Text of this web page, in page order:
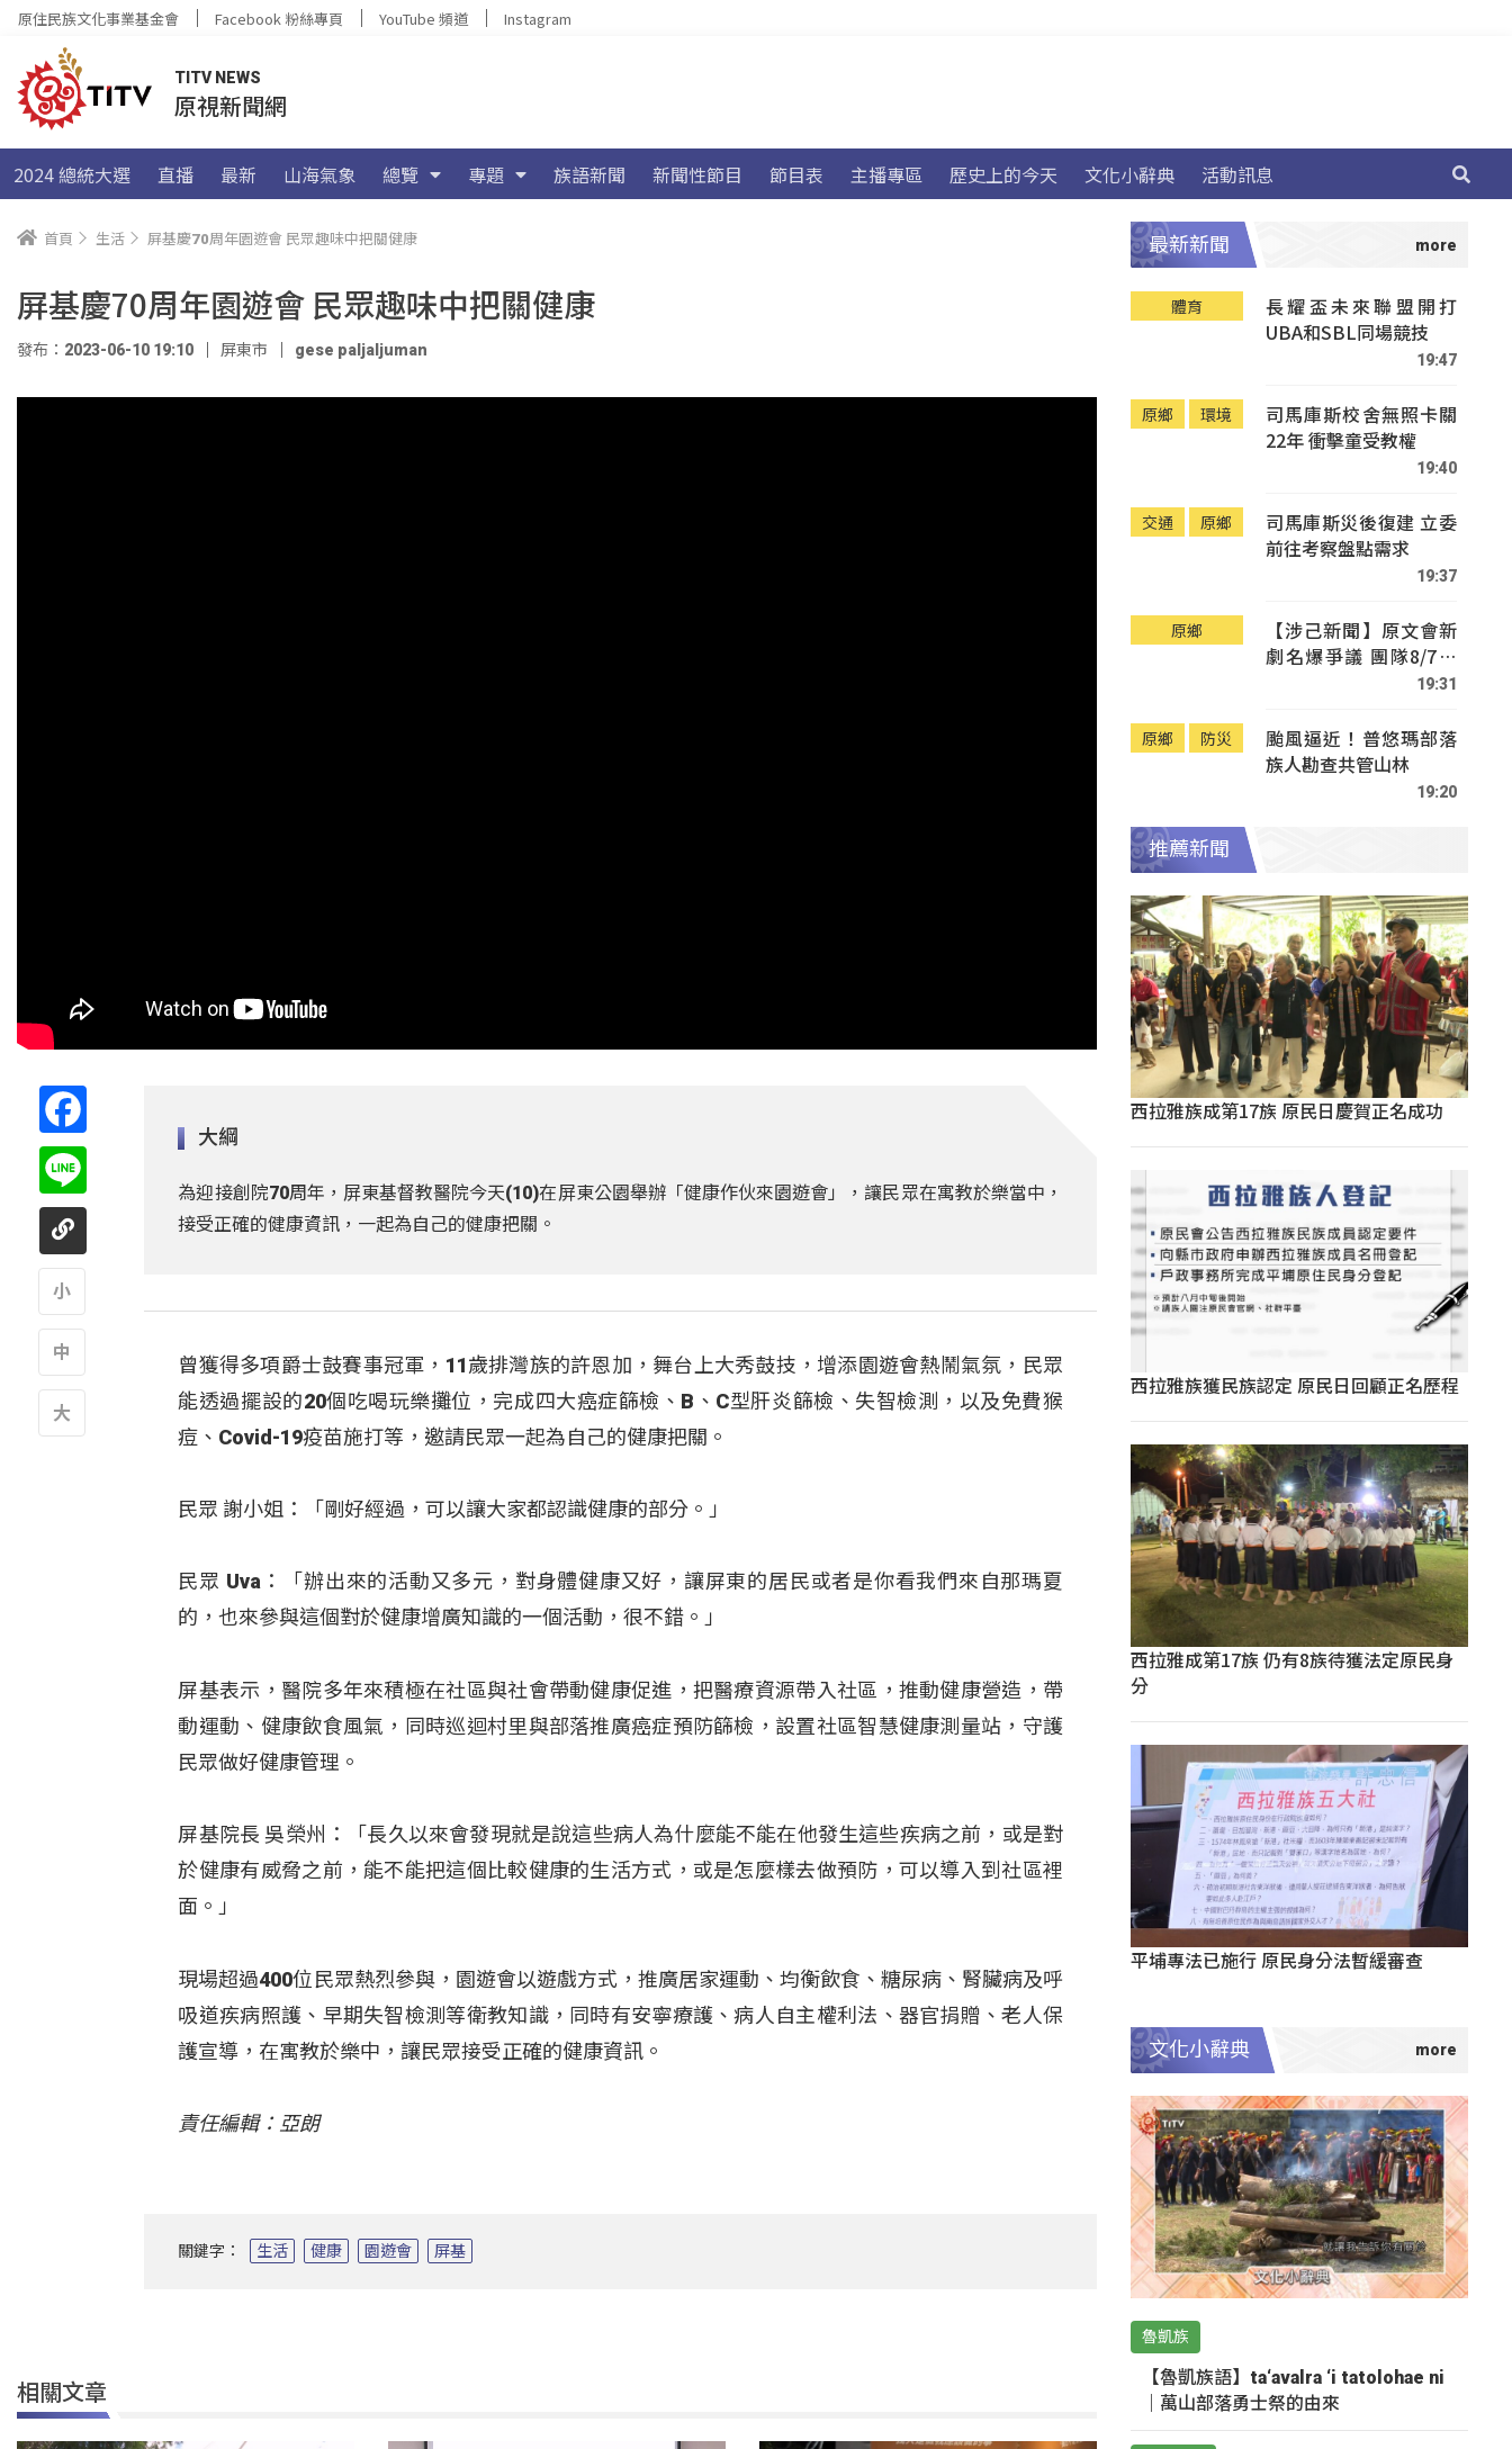
原住民族文化事業基金會 Facebook 粉絲專頁 YouTube 頻道 Instagram
TITV NEWS
原視新聞網
2024 總統大選 直播 最新 山海氣象 總覽 專題 族語新聞 新聞性節目 節目表 主播專區 歷史上的今天 文化小辭典 活動訊息
首頁 生活 屏基慶70周年園遊會 民眾趣味中把關健康
屏基慶70周年園遊會 民眾趣味中把關健康
發布：2023-06-10 19:10 屏東市 gese paljaljuman
大綱
為迎接創院70周年，屏東基督教醫院今天(10)在屏東公園舉辦「健康作伙來園遊會」，讓民眾在寓教於樂當中，
接受正確的健康資訊，一起為自己的健康把關。
曾獲得多項爵士鼓賽事冠軍，11歲排灣族的許恩加，舞台上大秀鼓技，增添園遊會熱鬧氣氛，民眾
能透過擺設的20個吃喝玩樂攤位，完成四大癌症篩檢、B、C型肝炎篩檢、失智檢測，以及免費猴
痘、Covid-19疫苗施打等，邀請民眾一起為自己的健康把關。
民眾 謝小姐：「剛好經過，可以讓大家都認識健康的部分。」
民眾 Uva：「辦出來的活動又多元，對身體健康又好，讓屏東的居民或者是你看我們來自那瑪夏
的，也來參與這個對於健康增廣知識的一個活動，很不錯。」
屏基表示，醫院多年來積極在社區與社會帶動健康促進，把醫療資源帶入社區，推動健康營造，帶
動運動、健康飲食風氣，同時巡迴村里與部落推廣癌症預防篩檢，設置社區智慧健康測量站，守護
民眾做好健康管理。
屏基院長 吳榮州：「長久以來會發現就是說這些病人為什麼能不能在他發生這些疾病之前，或是對
於健康有威脅之前，能不能把這個比較健康的生活方式，或是怎麼樣去做預防，可以導入到社區裡
面。」
現場超過400位民眾熱烈參與，園遊會以遊戲方式，推廣居家運動、均衡飲食、糖尿病、腎臟病及呼
吸道疾病照護、早期失智檢測等衛教知識，同時有安寧療護、病人自主權利法、器官捐贈、老人保
護宣導，在寓教於樂中，讓民眾接受正確的健康資訊。
責任編輯：亞朗
關鍵字： 生活 健康 園遊會 屏基
相關文章
最新新聞
體育
長耀盃未來聯盟開打
UBA和SBL同場競技
19:47
原鄉 環境
司馬庫斯校舍無照卡關
22年 衝擊童受教權
19:40
交通 原鄉
司馬庫斯災後復建 立委
前往考察盤點需求
19:37
原鄉
【涉己新聞】原文會新
劇名爆爭議 團隊8/7赴
19:31
原鄉 防災
颱風逼近！普悠瑪部落
族人勘查共管山林
19:20
推薦新聞
西拉雅族成第17族 原民日慶賀正名成功
西拉雅族獲民族認定 原民日回顧正名歷程
西拉雅成第17族 仍有8族待獲法定原民身
分
平埔專法已施行 原民身分法暫緩審查
文化小辭典
魯凱族
【魯凱族語】ta‘avalra ‘i tatolohae ni
｜萬山部落勇士祭的由來